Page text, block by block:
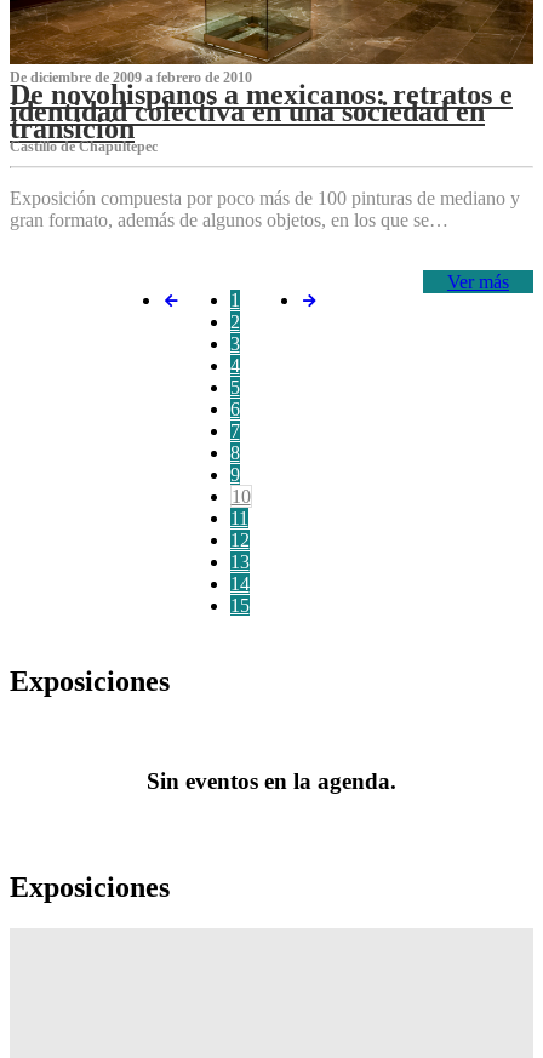
De diciembre de 2009 a febrero de 2010
De novohispanos a mexicanos: retratos e
identidad colectiva en una sociedad en
transición
Castillo de Chapultepec
Exposición compuesta por poco más de 100 pinturas de mediano y
gran formato, además de algunos objetos, en los que se…
Ver más
1
2
3
4
5
6
7
8
9
10
11
12
13
14
15
Exposiciones
Sin eventos en la agenda.
Exposiciones